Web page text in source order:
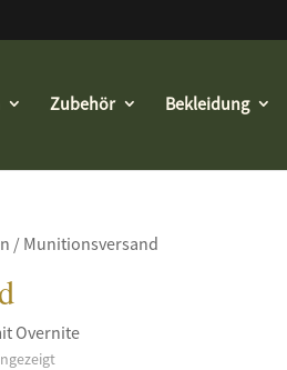
Zubehör Bekleidung
/ Munitionsversand
Overnite